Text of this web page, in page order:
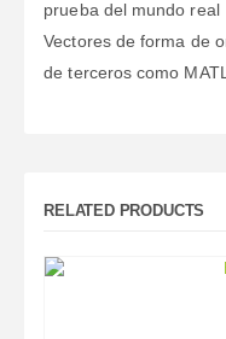
prueba del mundo real
Vectores de forma de
de terceros como
RELATED PRODUCTS